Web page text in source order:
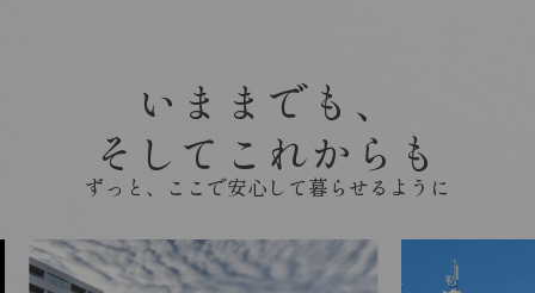
いままでも、
そしてこれからも
ずっと、ここで安心して暮らせるように